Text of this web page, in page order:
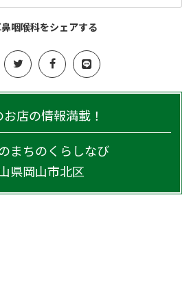
咽喉科をシェアする
店の情報満載！
まちのくらしなび
県岡山市北区